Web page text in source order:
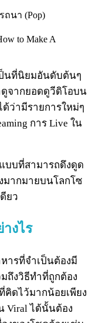
นา (Pop)
นที่นิยมอันดับต้นๆ
จากยอดดูวีดิโอบน
ด้ว่ามีรายการใหม่ๆ
การ Live ใน
บบที่สามารถดึงดูด
มากมายบนโลกโซ
ยว
งไร
ารที่จำเป็นต้องมี
ถึงวิธีทำที่ถูกต้อง
คิดไว้มากน้อยเพียง
Viral ได้นั้นต้อง